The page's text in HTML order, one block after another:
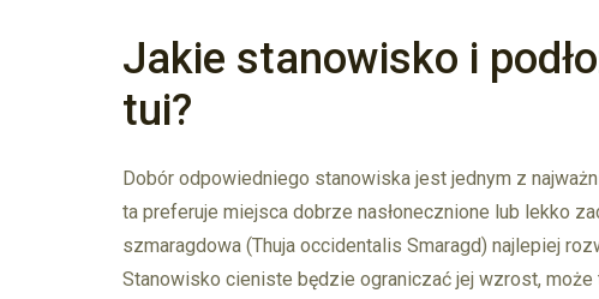
Jakie stanowisko i
tui?
Dobór odpowiedniego stanowiska jest jednym z
ta preferuje miejsca dobrze nasłonecznione lub lekko
szmaragdowa (Thuja occidentalis Smaragd) najlepiej
Stanowisko cieniste będzie ograniczać jej wzrost,